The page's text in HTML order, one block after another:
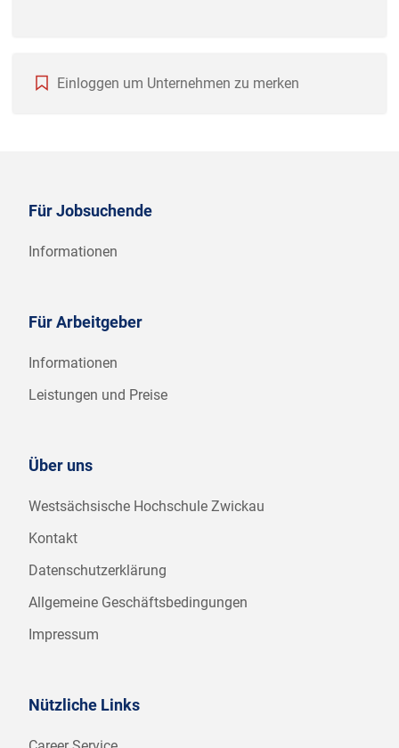
Einloggen um Unternehmen zu merken
Für Jobsuchende
Informationen
Für Arbeitgeber
Informationen
Leistungen und Preise
Über uns
Westsächsische Hochschule Zwickau
Kontakt
Datenschutzerklärung
Allgemeine Geschäftsbedingungen
Impressum
Nützliche Links